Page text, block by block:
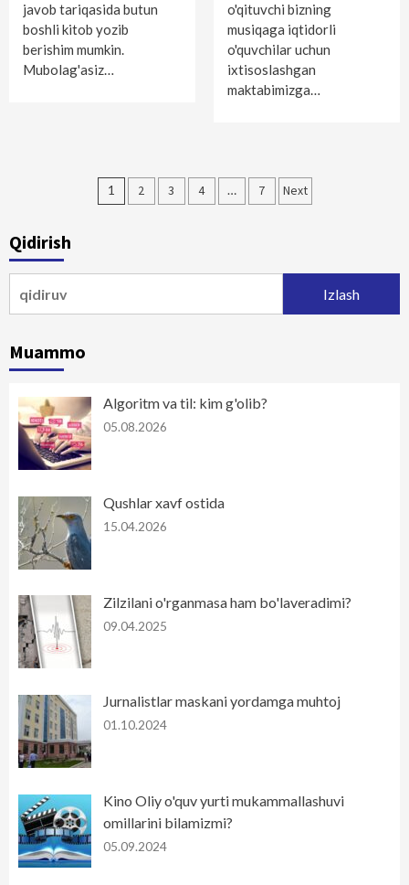
javob tariqasida butun
boshli kitob yozib
berishim mumkin.
Mubolag'asiz…
o'qituvchi bizning
musiqaga iqtidorli
o'quvchilar uchun
ixtisoslashgan
maktabimizga…
Maqolalar
1 2 3 4 … 7 Next
Qidirish
Muammo
Algoritm va til: kim g'olib?
05.08.2026
Qushlar xavf ostida
15.04.2026
Zilzilani o'rganmasa ham bo'laveradimi?
09.04.2025
Jurnalistlar maskani yordamga muhtoj
01.10.2024
Kino Oliy o'quv yurti mukammallashuvi
omillarini bilamizmi?
05.09.2024